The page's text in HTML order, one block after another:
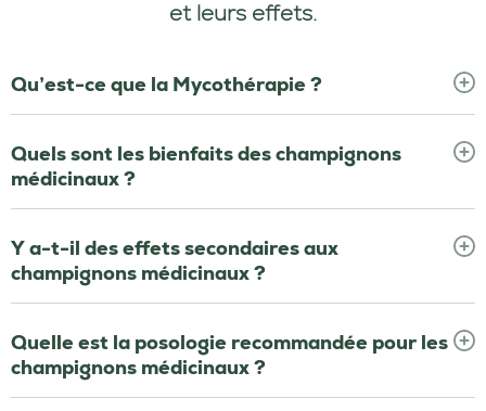
et leurs effets.
Qu’est-ce que la Mycothérapie ?
Quels sont les bienfaits des champignons
médicinaux ?
Y a-t-il des effets secondaires aux
champignons médicinaux ?
Quelle est la posologie recommandée pour les
champignons médicinaux ?